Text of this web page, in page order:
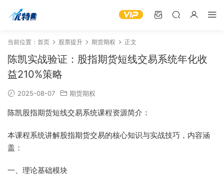
当前位置： 首页 股票提升 期货期权 正文
陈凯实战验证：股指期货短线交易系统年化收
益210%策略
2025-08-07 期货期权
陈凯股指期货短线交易系统课程资源简介：
本课程系统讲解股指期货交易的核心知识与实战技巧，内容涵
盖：
一、理论基础模块